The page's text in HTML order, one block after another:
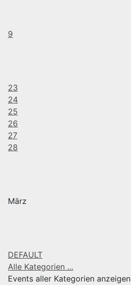
9
23
24
25
26
27
28
März
DEFAULT
Alle Kategorien ...
Events aller Kategorien anzeigen